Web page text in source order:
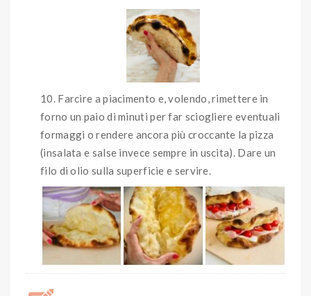
Farcire a piacimento e, volendo, rimettere in
forno un paio di minuti per far sciogliere eventuali
formaggi o rendere ancora più croccante la pizza
(insalata e salse invece sempre in uscita). Dare un
filo di olio sulla superficie e servire.